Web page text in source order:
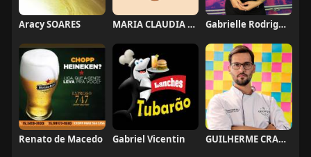
Aracy SOARES MARIA CLAUDIA FURUKAWA Gabrielle Rodrigues
Renato de Macedo Gabriel Vicentin GUILHERME CRAMER BALLE